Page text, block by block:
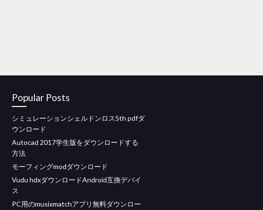
Popular Posts
シミュレーションシェルドンロス5th pdfダ
ウンロード
Autocad 2017学生版をダウンロードする
方法
モーフィングmodダウンロード
Vudu hdxダウンロードAndroid互換デバイ
ス
PC用のmusixmatchアプリ無料ダウンロー